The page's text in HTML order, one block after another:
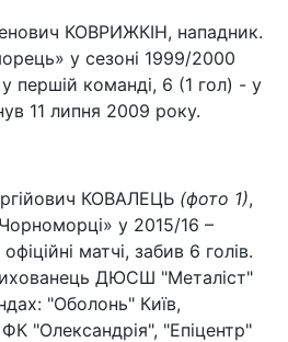
КОВРИЖКІН, нападник.
у сезоні 1999/2000
першій команді, 6 (1 гол) - у
11 липня 2009 року.
КОВАЛЕЦЬ (фото 1),
у 2015/16 –
матчі, забив 6 голів.
ДЮСШ "Металіст"
"Оболонь" Київ,
"Олександрія", "Епіцентр"